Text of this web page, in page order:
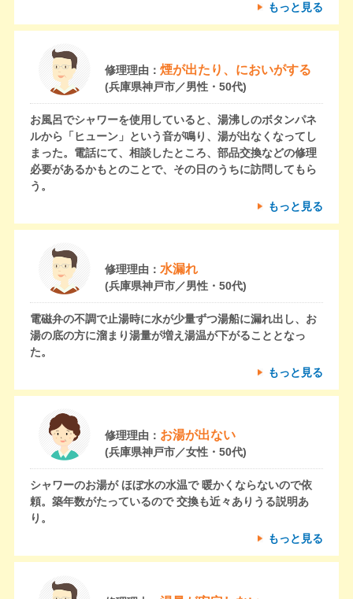
もっと見る
修理理由： 煙が出たり、においがする
(兵庫県神戸市／男性・50代)
お風呂でシャワーを使用していると、湯沸しのボタンパネ
ルから「ヒューン」という音が鳴り、湯が出なくなってし
まった。電話にて、相談したところ、部品交換などの修理
必要があるかもとのことで、その日のうちに訪問してもら
う。
もっと見る
修理理由： 水漏れ
(兵庫県神戸市／男性・50代)
電磁弁の不調で止湯時に水が少量ずつ湯船に漏れ出し、お
湯の底の方に溜まり湯量が増え湯温が下がることとなっ
た。
もっと見る
修理理由： お湯が出ない
(兵庫県神戸市／女性・50代)
シャワーのお湯が ほぼ水の水温で 暖かくならないので依
頼。築年数がたっているので 交換も近々ありうる説明あ
り。
もっと見る